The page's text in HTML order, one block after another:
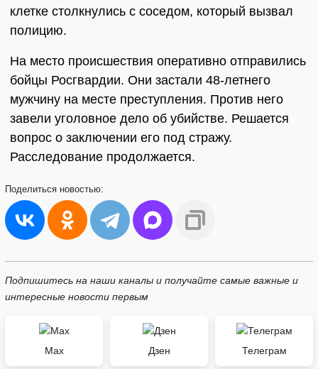
клетке столкнулись с соседом, который вызвал
полицию.
На место происшествия оперативно отправились
бойцы Росгвардии. Они застали 48-летнего
мужчину на месте преступления. Против него
завели уголовное дело об убийстве. Решается
вопрос о заключении его под стражу.
Расследование продолжается.
Поделиться новостью:
Подпишитесь на наши каналы и получайте самые важные и
интересные новости первым
Max Дзен Телеграм